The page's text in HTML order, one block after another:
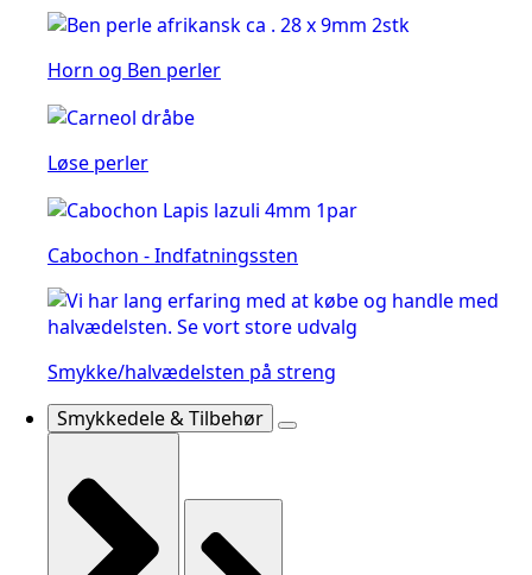
Horn og Ben perler
Løse perler
Cabochon - Indfatningssten
Smykke/halvædelsten på streng
Smykkedele & Tilbehør